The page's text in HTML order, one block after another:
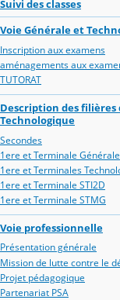
Suivi des classes
Voie Générale et
Inscription aux examens
aménagements aux
TUTORAT
Description des filières
Technologique
Secondes
1ere et Terminale Générale
1ere et Terminales
1ere et Terminale STI2D
1ere et Terminale STMG
Voie professionnelle
Présentation générale
Mission de lutte contre le
Projet pédagogique
Partenariat PSA